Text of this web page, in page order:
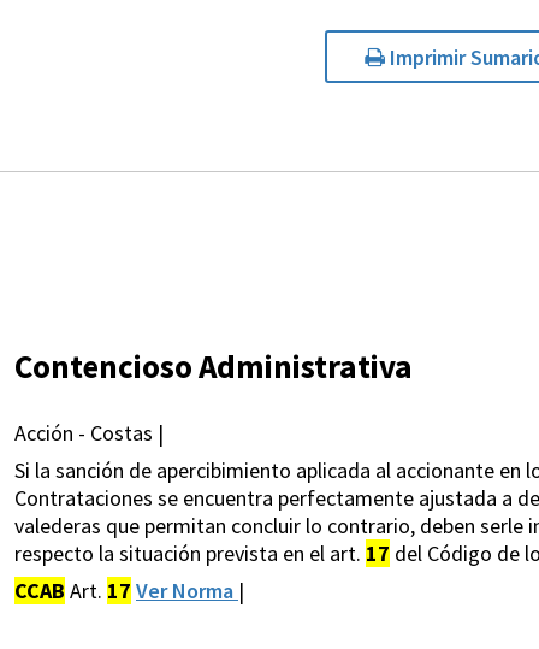
Imprimir
Contencioso Administrativa
Acción - Costas |
Si la sanción de apercibimiento aplicada al accionante
Contrataciones se encuentra perfectamente ajustada a
valederas que permitan concluir lo contrario, deben serle
respecto la situación prevista en el art. 17 del Código de
CCAB Art. 17 Ver Norma |